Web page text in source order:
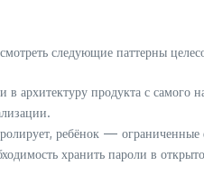
следующие паттерны
продукта с самого
ребёнок —
хранить пароли в